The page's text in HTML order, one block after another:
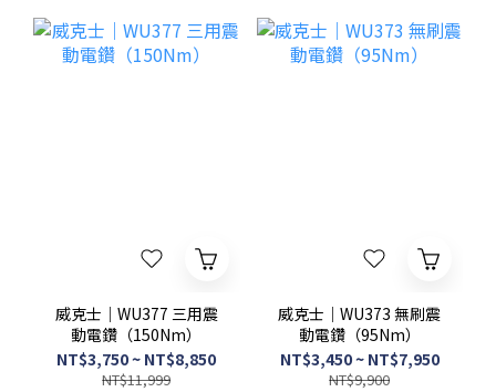
威克士｜WU377 三用震
動電鑽（150Nm）
NT$3,750 ~ NT$8,850
NT$11,999
威克士｜WU373 無刷震
動電鑽（95Nm）
NT$3,450 ~ NT$7,950
NT$9,900